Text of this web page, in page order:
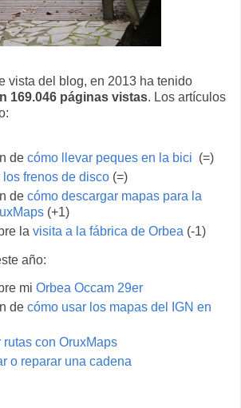
vista del blog, en 2013 ha tenido
169.046 páginas vistas. Los artículos
de cómo llevar peques en la bici (=)
los frenos de disco (=)
de cómo descargar mapas para la
(+1)
la visita a la fábrica de Orbea (-1)
año:
mi Orbea Occam 29er
de cómo usar los mapas del IGN en
rutas con OruxMaps
o reparar una cadena